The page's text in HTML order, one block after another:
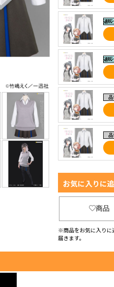
お気に入りに
商品
※商品をお気に入りに
届きます。